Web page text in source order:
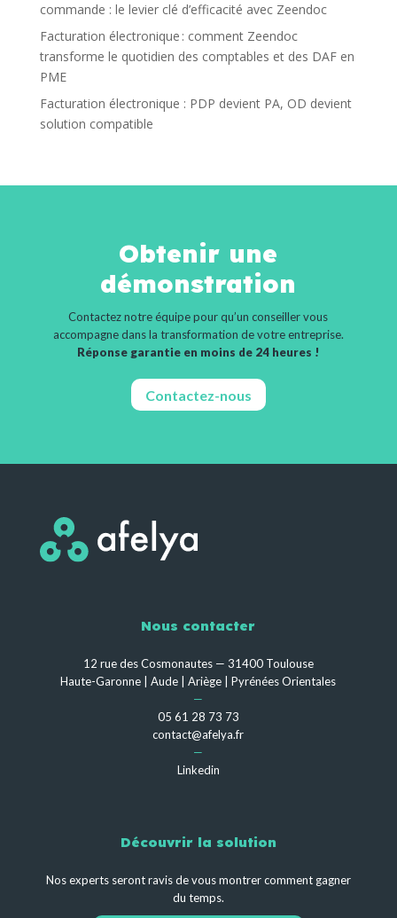
commande : le levier clé d’efficacité avec Zeendoc
Facturation électronique : comment Zeendoc
transforme le quotidien des comptables et des DAF en
PME
Facturation électronique : PDP devient PA, OD devient
solution compatible
Obtenir une
démonstration
Contactez notre équipe pour qu’un conseiller vous
accompagne dans la transformation de votre entreprise.
Réponse garantie en moins de 24 heures !
Contactez-nous
Nous contacter
12 rue des Cosmonautes — 31400 Toulouse
Haute-Garonne | Aude | Ariège | Pyrénées Orientales
—
05 61 28 73 73
contact@afelya.fr
—
Linkedin
Découvrir la solution
Nos experts seront ravis de vous montrer comment gagner
du temps.